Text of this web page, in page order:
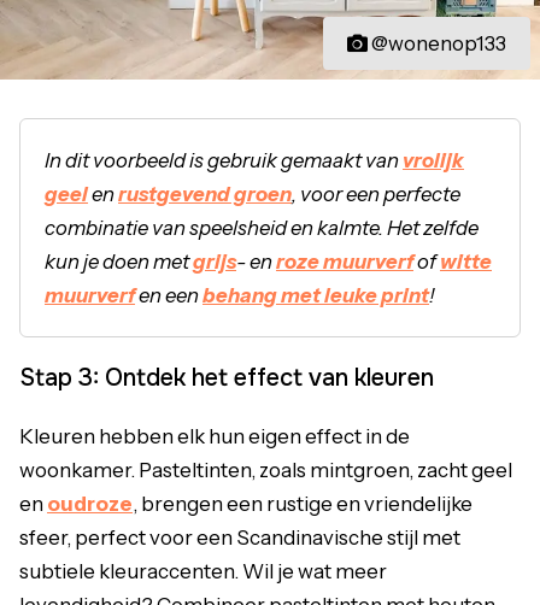
@wonenop133
In dit voorbeeld is gebruik gemaakt van vrolijk
geelenrustgevend groen, voor een perfecte
combinatie van speelsheid en kalmte. Het zelfde
kun je doen metgrijs- enroze muurverfofwitte
muurverfen eenbehang met leuke print!
Stap 3: Ontdek het effect van kleuren
Kleuren hebben elk hun eigen effect in de
woonkamer. Pasteltinten, zoals mintgroen, zacht geel
en oudroze, brengen een rustige en vriendelijke
sfeer, perfect voor een Scandinavische stijl met
subtiele kleuraccenten. Wil je wat meer